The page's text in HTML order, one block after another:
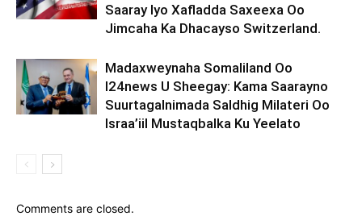
Saaray Iyo Xafladda Saxeexa Oo
Jimcaha Ka Dhacayso Switzerland.
Madaxweynaha Somaliland Oo
I24news U Sheegay: Kama Saarayno
Suurtagalnimada Saldhig Milateri Oo
Israa’iil Mustaqbalka Ku Yeelato
Comments are closed.